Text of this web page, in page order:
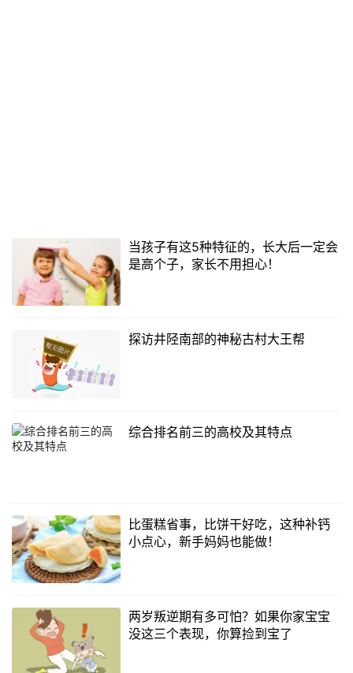
当孩子有这5种特征的，长大后一定会
是高个子，家长不用担心！
探访井陉南部的神秘古村大王帮
综合排名前三的高校及其特点
比蛋糕省事，比饼干好吃，这种补钙
小点心，新手妈妈也能做！
两岁叛逆期有多可怕？如果你家宝宝
没这三个表现，你算捡到宝了